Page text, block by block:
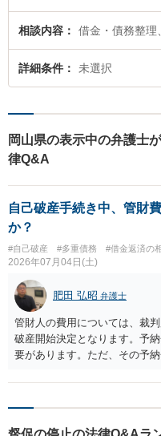
相談内容 借金・債務整理
詳細条件 未選択
岡山県の表示中の弁護士
律Q&A
自己破産手続き中、管財
か？
#自己破産 #多重債務 #借金返済の
2026年07月04日(土)
肥田 弘昭 弁護士
管財人の費用については、裁
破産開始決定となります。予
要があります。ただ、その予
参考にしてください。